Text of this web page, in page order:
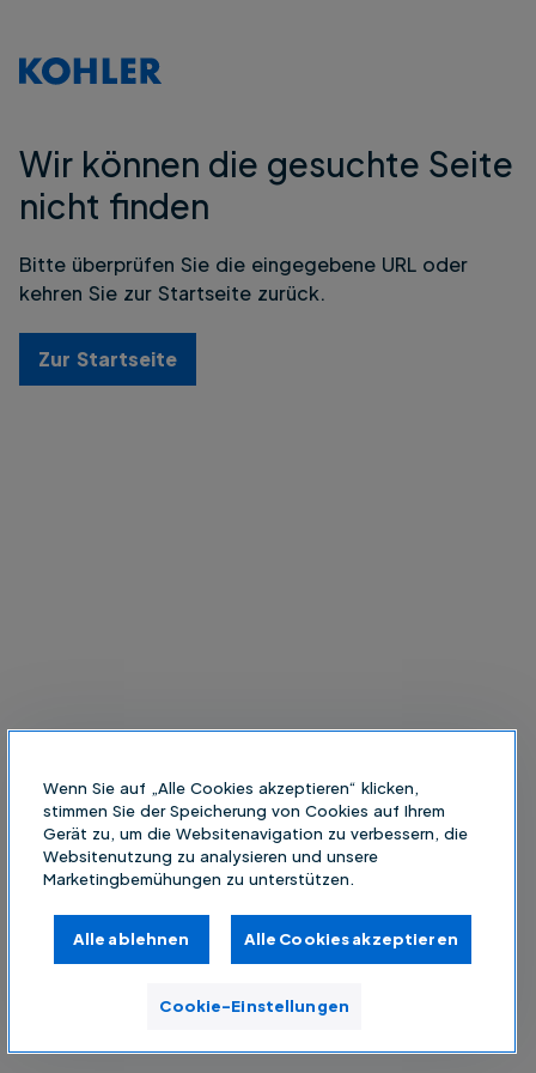
Wir können die gesuchte Seite
nicht finden
Bitte überprüfen Sie die eingegebene URL oder
kehren Sie zur Startseite zurück.
Zur Startseite
Wenn Sie auf „Alle Cookies akzeptieren“ klicken,
stimmen Sie der Speicherung von Cookies auf Ihrem
Gerät zu, um die Websitenavigation zu verbessern, die
Websitenutzung zu analysieren und unsere
Marketingbemühungen zu unterstützen.
Alle ablehnen Alle Cookies akzeptieren
Cookie-Einstellungen